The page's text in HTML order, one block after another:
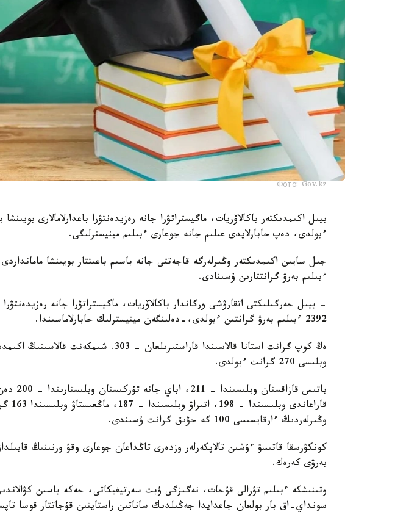
Фото: Gov.kz
ءبولدى، دەپ حابارلايدى عىلىم جانە جوعارى ءبىلىم مينيسترلىگى.
جىل سايىن اكىمدىكتەر وڭىرلەرگە قاجەتتى جانە باسىم باعىتتار بويىنشا
ءبىلىم بەرۋ گرانتتارىن ۇسىنادى.
- بيىل جەرگىلىكتى اتقارۋشى ورگاندار باكالاۆريات، ماگيستراتۋرا جانە رەزيدەنتۋرا
2392 ءبىلىم بەرۋ گرانتىن ءبولدى،-دەلىنگەن مينيسترلىك حابارلاماسىندا.
وبلىسى 270 گرانت ءبولدى.
وڭىرلەردىڭ ءارقايسىسى 100 گە جۋىق گرانت ۇسىندى.
كونكۋرسقا قاتىسۋ ءۇشىن تالاپكەرلەر وزدەرى تاڭداعان جوعارى وقۋ ورنىنىڭ
بەرۋى كەرەك.
وتىنىشكە ءبىلىم تۋرالى قۇجات، نەگىزگى ۇبت سەرتيفيكاتى، جەكە باسىن
سونداي-اق بار بولعان جاعدايدا جەڭىلدىك ساناتىن راستايتىن قۇجاتتار قوسا